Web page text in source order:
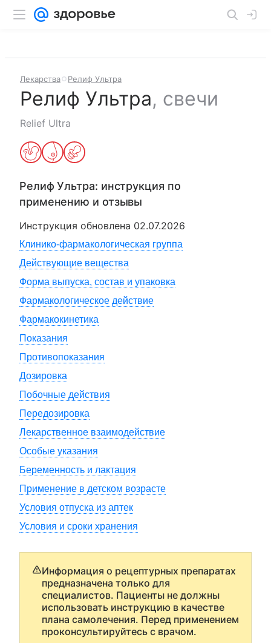
Лекарства Релиф Ультра
Релиф Ультра, свечи
Relief Ultra
Релиф Ультра: инструкция по
применению и отзывы
Инструкция обновлена 02.07.2026
Клинико-фармакологическая группа
Действующие вещества
Форма выпуска, состав и упаковка
Фармакологическое действие
Фармакокинетика
Показания
Противопоказания
Дозировка
Побочные действия
Передозировка
Лекарственное взаимодействие
Особые указания
Беременность и лактация
Применение в детском возрасте
Условия отпуска из аптек
Условия и сроки хранения
Информация о рецептурных препаратах
предназначена только для
специалистов. Пациенты не должны
использовать инструкцию в качестве
плана самолечения. Перед применением
проконсультируйтесь с врачом.